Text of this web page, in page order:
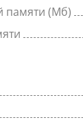
памяти (Мб)